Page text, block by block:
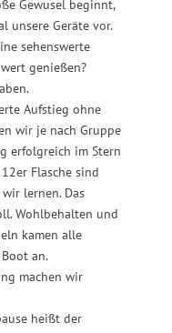
Gewusel beginnt,
unsere Geräte vor.
sehenswerte
genießen?
Aufstieg ohne
wir je nach Gruppe
erfolgreich im Stern
Flasche sind
lernen. Das
Wohlbehalten und
kamen alle
an.
machen wir
heißt der